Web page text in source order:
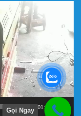
01:11
Gọi Ngay